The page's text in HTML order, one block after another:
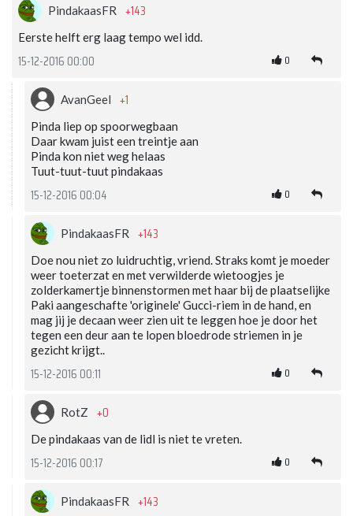
PindakaasFR +143
Eerste helft erg laag tempo wel idd.
15-12-2016 00:00 0
AvanGeel +1
Pinda liep op spoorwegbaan
Daar kwam juist een treintje aan
Pinda kon niet weg helaas
Tuut-tuut-tuut pindakaas
15-12-2016 00:04 0
PindakaasFR +143
Doe nou niet zo luidruchtig, vriend. Straks komt je moeder
weer toeterzat en met verwilderde wietoogjes je
zolderkamertje binnenstormen met haar bij de plaatselijke
Paki aangeschafte 'originele' Gucci-riem in de hand, en
mag jij je decaan weer zien uit te leggen hoe je door het
tegen een deur aan te lopen bloedrode striemen in je
gezicht krijgt..
15-12-2016 00:11 0
RotZ +0
De pindakaas van de lidl is niet te vreten.
15-12-2016 00:17 0
PindakaasFR +143